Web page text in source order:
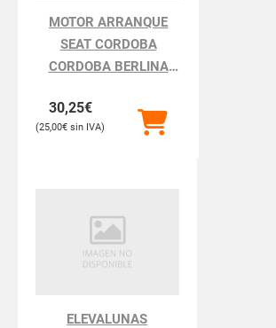
MOTOR ARRANQUE
SEAT CORDOBA
CORDOBA BERLINA
30,25€
25,00€
ELEVALUNAS